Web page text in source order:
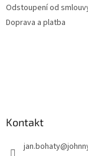
Odstoupení od
Doprava a platba
Kontakt
jan.bohaty@